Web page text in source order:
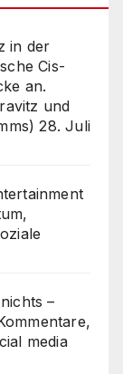
in der
Cis-
an.
und
28. Juli
–
media